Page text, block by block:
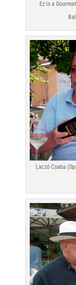
Ez is a
Laczó Csaba